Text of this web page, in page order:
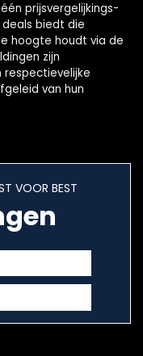
prijsvergelijkings-
biedt die
hoogte houdt via de
zijn
respectievelijke
van hun
VOOR BEST